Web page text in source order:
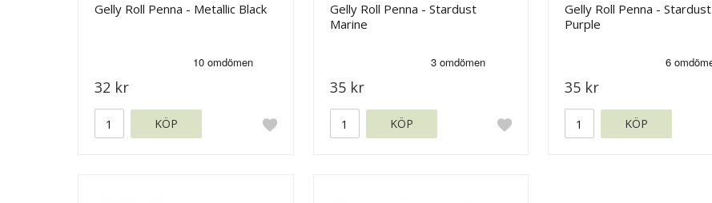
Gelly Roll Penna - Metallic Black
32 kr
KÖP
Gelly Roll Penna - Stardust
Marine
35 kr
KÖP
Gelly Roll Penna - Stardust
Purple
35 kr
KÖP